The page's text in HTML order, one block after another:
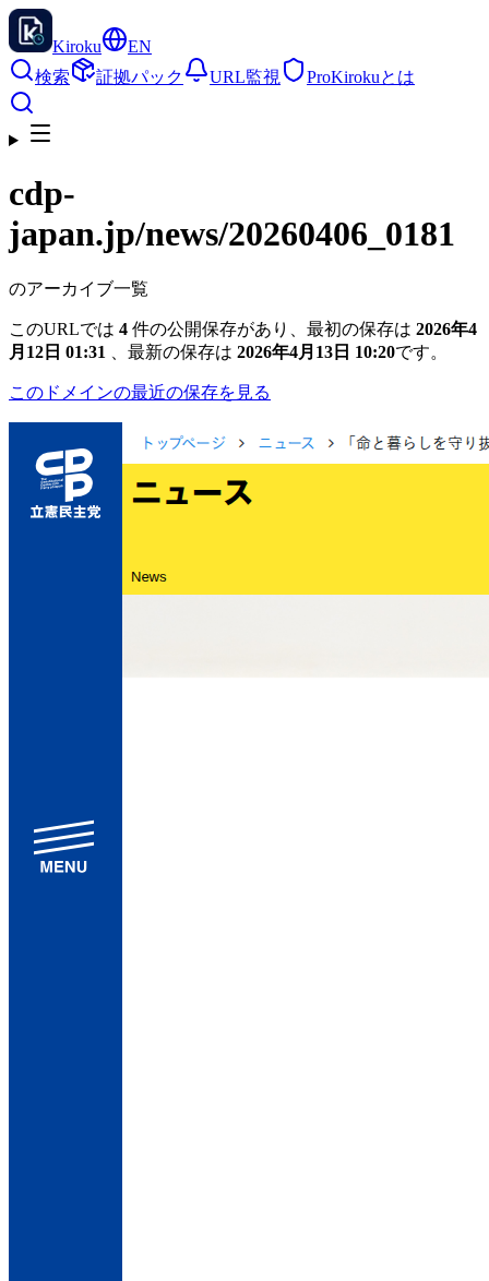
Kiroku
EN
検索
証拠パック URL監視 ProKirokuとは
cdp-
japan.jp/news/20260406_0181
のアーカイブ一覧
このURLでは 4 件の公開保存があり、最初の保存は 2026年4
月12日 01:31
、最新の保存は 2026年4月13日 10:20です。
このドメインの最近の保存を見る